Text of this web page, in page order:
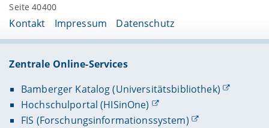
Seite 40400
Kontakt Impressum Datenschutz
Zentrale Online-Services
Bamberger Katalog (Universitätsbibliothek)
Hochschulportal (HISinOne)
FIS (Forschungsinformationssystem)